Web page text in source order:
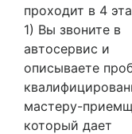
проходит в 4
1) Вы звоните в
автосервис и
описываете
мастеру-
который дает